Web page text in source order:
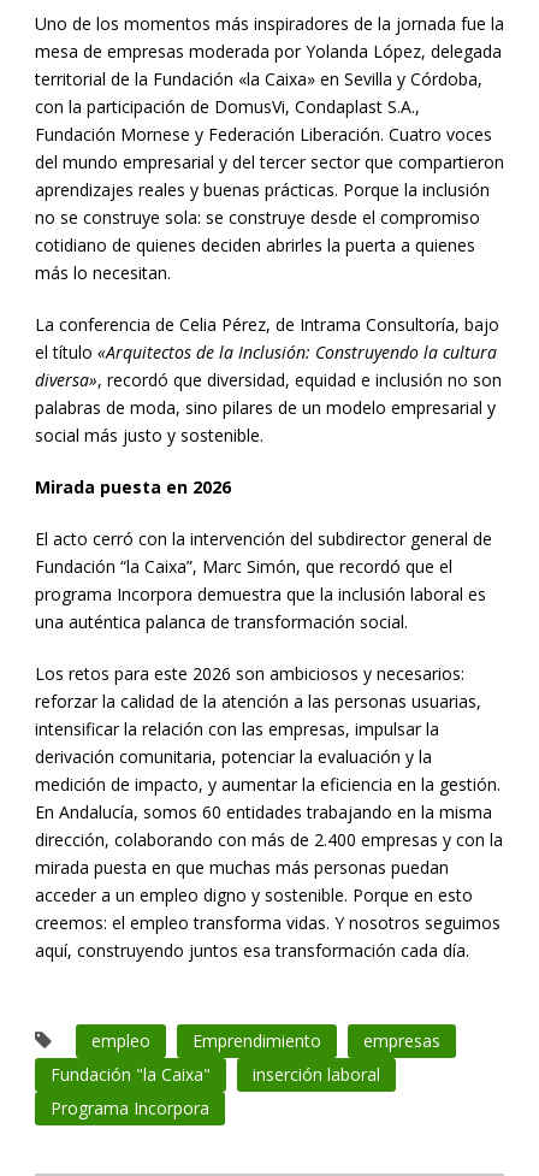
Uno de los momentos más inspiradores de la jornada fue la
mesa de empresas moderada por Yolanda López, delegada
territorial de la Fundación «la Caixa» en Sevilla y Córdoba,
con la participación de DomusVi, Condaplast S.A.,
Fundación Mornese y Federación Liberación. Cuatro voces
del mundo empresarial y del tercer sector que compartieron
aprendizajes reales y buenas prácticas. Porque la inclusión
no se construye sola: se construye desde el compromiso
cotidiano de quienes deciden abrirles la puerta a quienes
más lo necesitan.
La conferencia de Celia Pérez, de Intrama Consultoría, bajo
el título «Arquitectos de la Inclusión: Construyendo la cultura
diversa», recordó que diversidad, equidad e inclusión no son
palabras de moda, sino pilares de un modelo empresarial y
social más justo y sostenible.
Mirada puesta en 2026
El acto cerró con la intervención del subdirector general de
Fundación “la Caixa”, Marc Simón, que recordó que el
programa Incorpora demuestra que la inclusión laboral es
una auténtica palanca de transformación social.
Los retos para este 2026 son ambiciosos y necesarios:
reforzar la calidad de la atención a las personas usuarias,
intensificar la relación con las empresas, impulsar la
derivación comunitaria, potenciar la evaluación y la
medición de impacto, y aumentar la eficiencia en la gestión.
En Andalucía, somos 60 entidades trabajando en la misma
dirección, colaborando con más de 2.400 empresas y con la
mirada puesta en que muchas más personas puedan
acceder a un empleo digno y sostenible. Porque en esto
creemos: el empleo transforma vidas. Y nosotros seguimos
aquí, construyendo juntos esa transformación cada día.
empleo Emprendimiento
empresas
Fundación "la Caixa"
inserción laboral
Programa Incorpora